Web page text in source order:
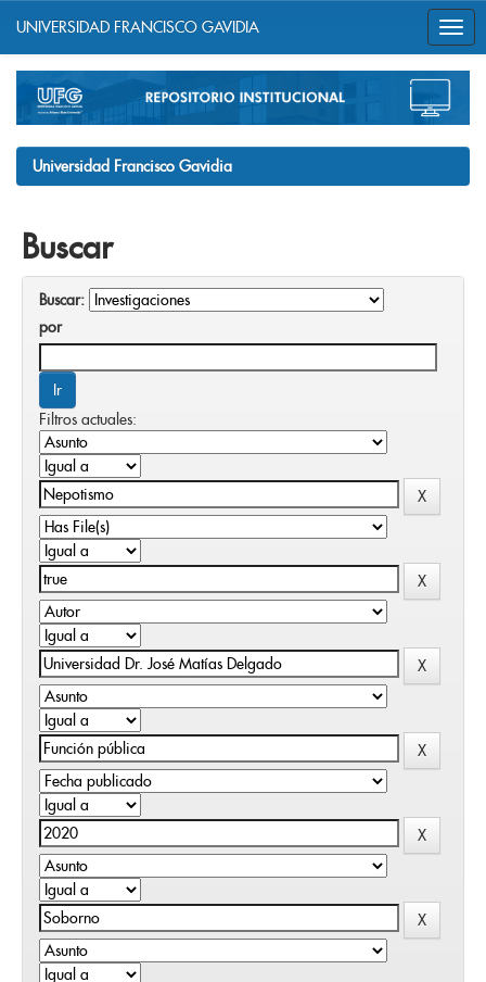
navigation
UNIVERSIDAD FRANCISCO GAVIDIA
Universidad Francisco Gavidia
Buscar
Buscar:
por
Filtros actuales: